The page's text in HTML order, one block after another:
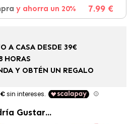
y ahorra un 20% 7.99 €
A CASA DESDE 39€
HORAS
Y OBTÉN UN REGALO
Gustar...